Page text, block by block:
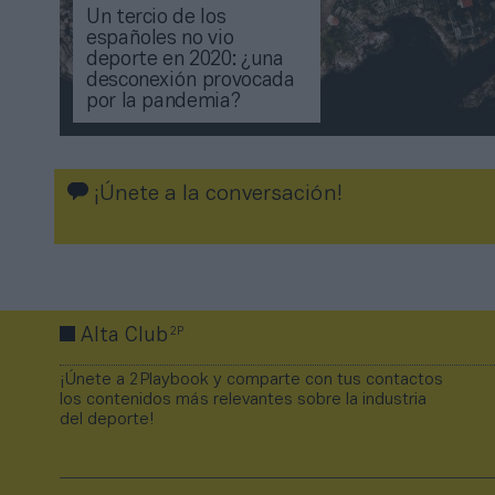
Un tercio de los
españoles no vio
deporte en 2020: ¿una
desconexión provocada
por la pandemia?
¡Únete a la conversación!
Alta Club2P
¡Únete a 2Playbook y comparte con tus contactos
los contenidos más relevantes sobre la industria
del deporte!